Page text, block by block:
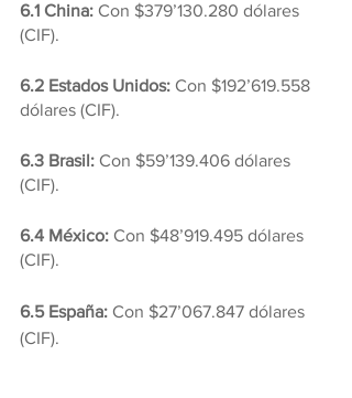
6.1 China: Con $379’130.280 dólares
(CIF).
6.2 Estados Unidos: Con $192’619.558
dólares (CIF).
6.3 Brasil: Con $59’139.406 dólares
(CIF).
6.4 México: Con $48’919.495 dólares
(CIF).
6.5 España: Con $27’067.847 dólares
(CIF).